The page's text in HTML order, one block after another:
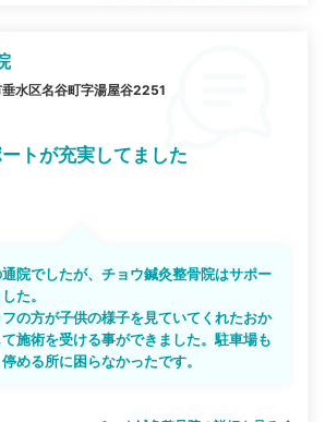
水区名谷町字湯屋谷2251
トが充実してました
院でしたが、チョウ鍼灸整骨院はサポー
た。
の方が子供の様子を見ていてくれたおか
施術を受ける事ができました。駐車場も
める所に困らなかったです。